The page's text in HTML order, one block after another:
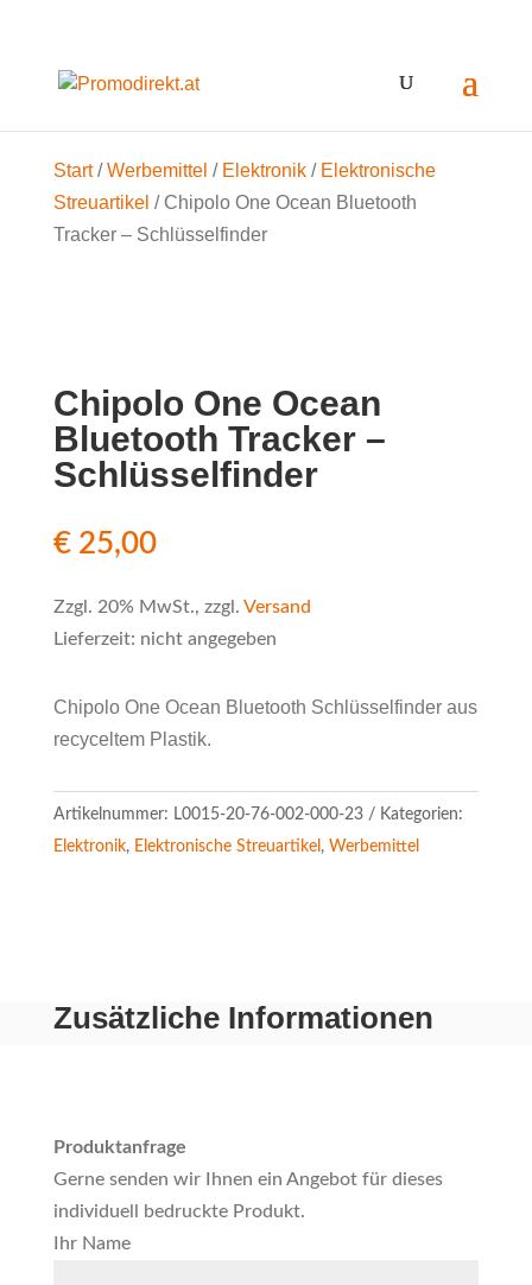
Start/Werbemittel / Elektronik/ Elektronische
Streuartikel / Chipolo One Ocean Bluetooth
Tracker – Schlüsselfinder
Chipolo One Ocean
Bluetooth Tracker –
Schlüsselfinder
€25,00
Zzgl. 20% MwSt., zzgl. Versand
Lieferzeit: nicht angegeben
Chipolo One Ocean Bluetooth Schlüsselfinder aus
recyceltem Plastik.
Artikelnummer: L0015-20-76-002-000-23
Kategorien:
Elektronik, Elektronische Streuartikel , Werbemittel
Zusätzliche Informationen
Produktanfrage
Gerne senden wir Ihnen ein Angebot für dieses
individuell bedruckte Produkt.
Ihr Name